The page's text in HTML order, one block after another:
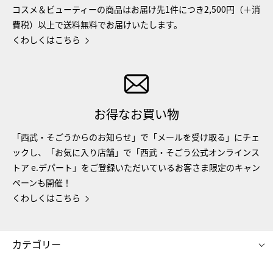
コスメ＆ビューティーの商品はお届け先1件につき2,500円（＋消
費税）以上で送料無料でお届けいたします。
くわしくはこちら
お得なお買い物
「西武・そごうからのお知らせ」で「メールを受け取る」にチェ
ックし、「お気に入り店舗」で「西武・そごう公式オンラインス
トア e.デパート」をご登録いただいているお客さま限定のキャン
ペーンも開催！
くわしくはこちら
カテゴリー